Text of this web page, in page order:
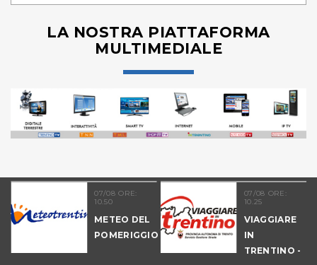
LA NOSTRA PIATTAFORMA
MULTIMEDIALE
07/08 ORE:
10.50
METEO DEL
POMERIGGIO
07/08 ORE:
10.25
VIAGGIARE
IN
TRENTINO -